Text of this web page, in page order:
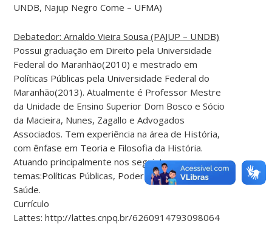
UNDB, Najup Negro Come – UFMA)
Debatedor: Arnaldo Vieira Sousa (PAJUP – UNDB)
Possui graduação em Direito pela Universidade
Federal do Maranhão(2010) e mestrado em
Políticas Públicas pela Universidade Federal do
Maranhão(2013). Atualmente é Professor Mestre
da Unidade de Ensino Superior Dom Bosco e Sócio
da Macieira, Nunes, Zagallo e Advogados
Associados. Tem experiência na área de História,
com ênfase em Teoria e Filosofia da História.
Atuando principalmente nos seguintes
temas:Políticas Públicas, Poder Judiciário, Direito à
Saúde.
Currículo
Lattes: http://lattes.cnpq.br/6260914793098064